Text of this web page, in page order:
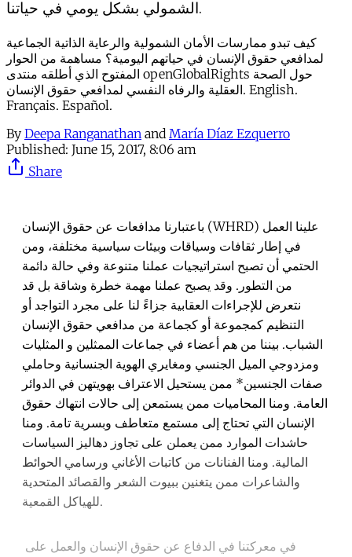
الشمولي بشكل يومي في حياتنا.
كيف تبدو ممارسات الأمان الشمولية والرعاية الذاتية الجماعية
لمدافعي حقوق الإنسان في حياتهم اليومية؟ مساهمة من الحوار
المفتوح الذي أطلقه منتدى openGlobalRights حول الصحة
العقلية والرفاه النفسي لمدافعي حقوق الإنسان. English.
Français. Español.
By Deepa Ranganathan and María Díaz Ezquerro
Published: June 15, 2017, 8:06 am
Share
باعتبارنا مدافعات عن حقوق الإنسان (WHRD) علينا العمل
في إطار ثقافات وسياقات وبيئات سياسية مختلفة، ومن
الحتمي أن تصبح استراتيجيات عملنا متنوعة وفي حالة دائمة
من التطور. وقد يصبح عملنا مهمة خطرة وشاقة بل قد
نتعرض للإجراءات العقابية جزاءً لنا على مجرد التواجد أو
التنظيم كمجموعة أو كجماعة من مدافعي حقوق الإنسان
الشباب. بيننا من هم أعضاء في جماعات الممثلين و المثليات
ومزدوجي الميل الجنسي ومغايري الهوية الجنسانية وحاملي
صفات الجنسين* ممن يستحيل الاعتراف بهويتهن في الدوائر
العامة. ومنا المحاميات ممن يستمعن إلى حالات انتهاك حقوق
الإنسان التي تحتاج إلى مستمع متعاطف وبسرية تامة. ومنا
حاشدات الموارد ممن يعملن على تجاوز دهاليز السياسات
المالية. ومنا الفنانات من كاتبات الأغاني ورسامي الحوائط
والشاعرات ممن يتغنين ببيوت الشعر والقصائد المتحدية
للهياكل القمعية.